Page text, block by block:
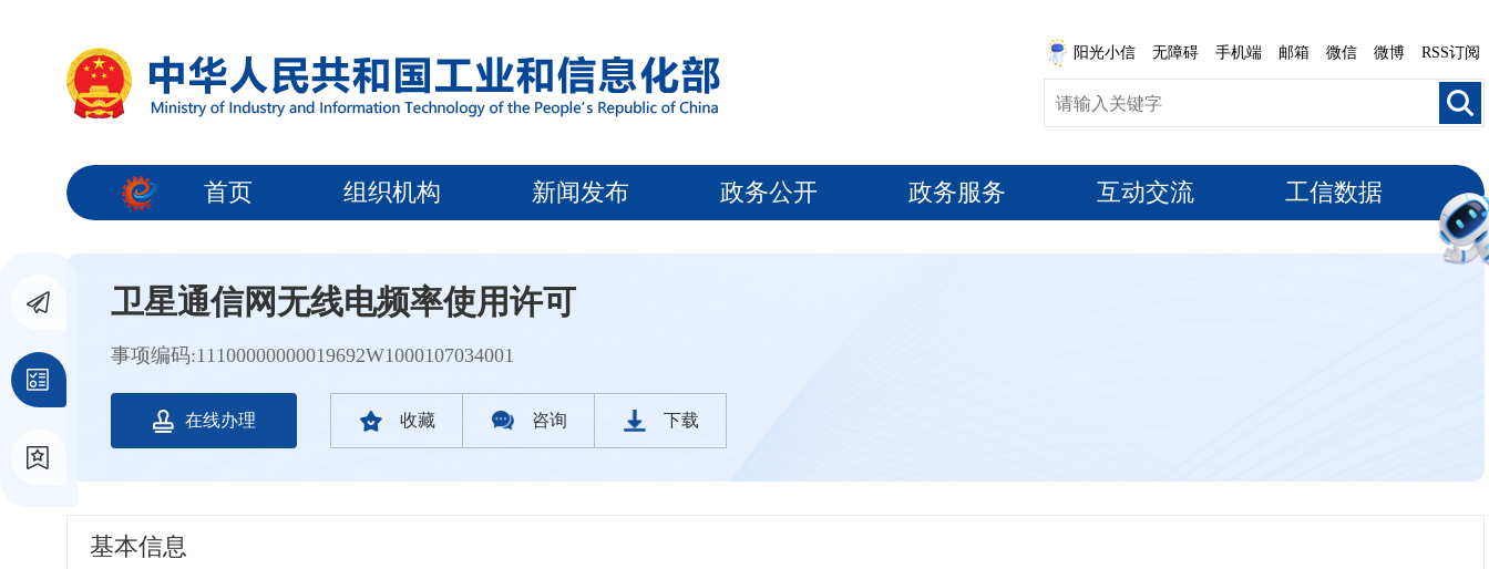
阳光小信 无障碍 手机端 邮箱 微信 微博 RSS订阅
首页 组织机构 新闻发布 政务公开 政务服务 互动交流 工信数据
卫星通信网无线电频率使用许可
事项编码:11100000000019692W1000107034001
在线办理 收藏 咨询 下载
基本信息